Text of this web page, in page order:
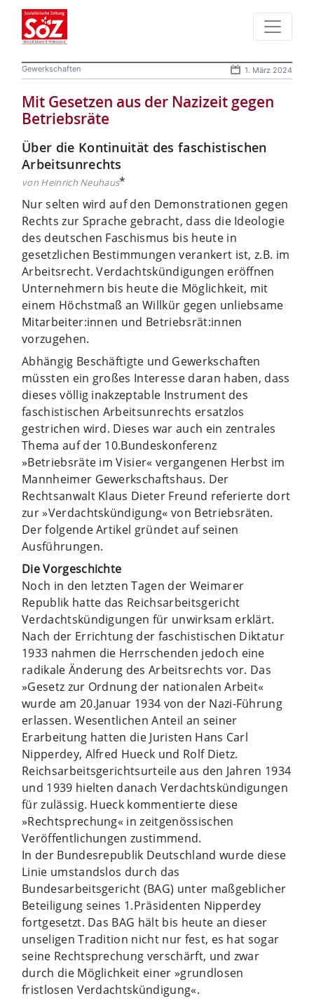
Gewerkschaften 1. März 2024
Mit Gesetzen aus der Nazizeit gegen
Betriebsräte
Über die Kontinuität des faschistischen
Arbeitsunrechts
von Heinrich Neuhaus*
Nur selten wird auf den Demonstrationen gegen
Rechts zur Sprache gebracht, dass die Ideologie
des deutschen Faschismus bis heute in
gesetzlichen Bestimmungen verankert ist, z.B. im
Arbeitsrecht. Verdachtskündigungen eröffnen
Unternehmern bis heute die Möglichkeit, mit
einem Höchstmaß an Willkür gegen unliebsame
Mitarbeiter:innen und Betriebsrät:innen
vorzugehen.
Abhängig Beschäftigte und Gewerkschaften
müssten ein großes Interesse daran haben, dass
dieses völlig inakzeptable Instrument des
faschistischen Arbeitsunrechts ersatzlos
gestrichen wird. Dieses war auch ein zentrales
Thema auf der 10.Bundeskonferenz
»Betriebsräte im Visier« vergangenen Herbst im
Mannheimer Gewerkschaftshaus. Der
Rechtsanwalt Klaus Dieter Freund referierte dort
zur »Verdachtskündigung« von Betriebsräten.
Der folgende Artikel gründet auf seinen
Ausführungen.
Die Vorgeschichte
Noch in den letzten Tagen der Weimarer
Republik hatte das Reichsarbeitsgericht
Verdachtskündigungen für unwirksam erklärt.
Nach der Errichtung der faschistischen Diktatur
1933 nahmen die Herrschenden jedoch eine
radikale Änderung des Arbeitsrechts vor. Das
»Gesetz zur Ordnung der nationalen Arbeit«
wurde am 20.Januar 1934 von der Nazi-Führung
erlassen. Wesentlichen Anteil an seiner
Erarbeitung hatten die Juristen Hans Carl
Nipperdey, Alfred Hueck und Rolf Dietz.
Reichsarbeitsgerichtsurteile aus den Jahren 1934
und 1939 hielten danach Verdachtskündigungen
für zulässig. Hueck kommentierte diese
»Rechtsprechung« in zeitgenössischen
Veröffentlichungen zustimmend.
In der Bundesrepublik Deutschland wurde diese
Linie umstandslos durch das
Bundesarbeitsgericht (BAG) unter maßgeblicher
Beteiligung seines 1.Präsidenten Nipperdey
fortgesetzt. Das BAG hält bis heute an dieser
unseligen Tradition nicht nur fest, es hat sogar
seine Rechtsprechung verschärft, und zwar
durch die Möglichkeit einer »grundlosen
fristlosen Verdachtskündigung«.